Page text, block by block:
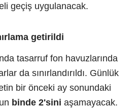
geçiş uygulanacak.
getirildi
tasarruf fon havuzlarında
da sınırlandırıldı. Günlük
bir önceki ay sonundaki
binde 2'sini aşamayacak.